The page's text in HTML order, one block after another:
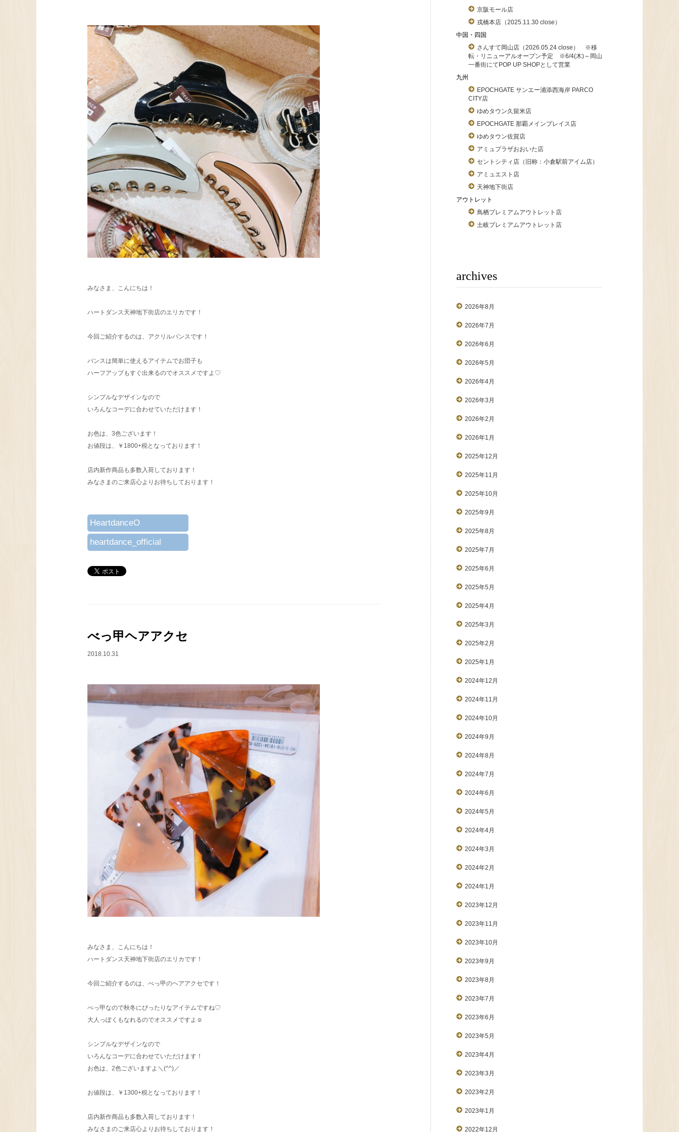
みなさま、こんにちは！
ハートダンス天神地下街店のエリカです！
今回ご紹介するのは、アクリルバンスです！
バンスは簡単に使えるアイテムでお団子も
ハーフアップもすぐ出来るのでオススメですよ♡
シンプルなデザインなので
いろんなコーデに合わせていただけます！
お色は、3色ございます！
お値段は、￥1800+税となっております！
店内新作商品も多数入荷しております！
みなさまのご来店心よりお待ちしております！
HeartdanceO
heartdance_official
べっ甲ヘアアクセ
2018.10.31
みなさま、こんにちは！
ハートダンス天神地下街店のエリカです！
今回ご紹介するのは、べっ甲のヘアアクセです！
べっ甲なので秋冬にぴったりなアイテムですね♡
大人っぽくもなれるのでオススメですよ☺︎
シンプルなデザインなので
いろんなコーデに合わせていただけます！
お色は、2色ございますよ＼(^^)／
お値段は、￥1300+税となっております！
店内新作商品も多数入荷しております！
みなさまのご来店心よりお待ちしております！
京阪モール店
戎橋本店（2025.11.30 close）
中国・四国
さんすて岡山店（2026.05.24 close） ※移
転・リニューアルオープン予定 ※6/4(木)～岡山
一番街にてPOP UP SHOPとして営業
九州
EPOCHGATE サンエー浦添西海岸 PARCO
CITY店
ゆめタウン久留米店
EPOCHGATE 那覇メインプレイス店
ゆめタウン佐賀店
アミュプラザおおいた店
セントシティ店（旧称：小倉駅前アイム店）
アミュエスト店
天神地下街店
アウトレット
鳥栖プレミアムアウトレット店
土岐プレミアムアウトレット店
archives
2026年8月
2026年7月
2026年6月
2026年5月
2026年4月
2026年3月
2026年2月
2026年1月
2025年12月
2025年11月
2025年10月
2025年9月
2025年8月
2025年7月
2025年6月
2025年5月
2025年4月
2025年3月
2025年2月
2025年1月
2024年12月
2024年11月
2024年10月
2024年9月
2024年8月
2024年7月
2024年6月
2024年5月
2024年4月
2024年3月
2024年2月
2024年1月
2023年12月
2023年11月
2023年10月
2023年9月
2023年8月
2023年7月
2023年6月
2023年5月
2023年4月
2023年3月
2023年2月
2023年1月
2022年12月